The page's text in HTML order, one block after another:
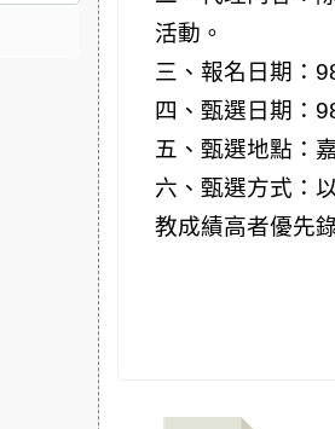
活動。
三、報名日期：
四、甄選日期：
五、甄選地點：
六、甄選方式：
教成績高者優先